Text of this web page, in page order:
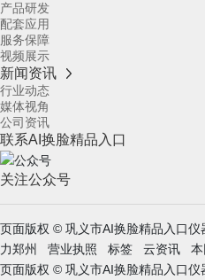
产品研发
配套应用
服务保障
视频展示
新闻资讯
行业动态
媒体视角
公司资讯
联系AI换脸精品入口
关注公众号
页面版权 © 巩义市AI换脸精品入口
力郑州 营业执照 标签 云资讯 本
页面版权 © 巩义市AI换脸精品入口仪